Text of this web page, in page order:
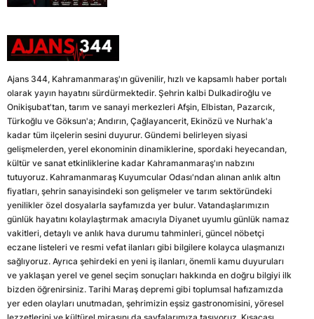
Ajans 344, Kahramanmaraş'ın güvenilir, hızlı ve kapsamlı haber portalı
olarak yayın hayatını sürdürmektedir. Şehrin kalbi Dulkadiroğlu ve
Onikişubat'tan, tarım ve sanayi merkezleri Afşin, Elbistan, Pazarcık,
Türkoğlu ve Göksun'a; Andırın, Çağlayancerit, Ekinözü ve Nurhak'a
kadar tüm ilçelerin sesini duyurur. Gündemi belirleyen siyasi
gelişmelerden, yerel ekonominin dinamiklerine, spordaki heyecandan,
kültür ve sanat etkinliklerine kadar Kahramanmaraş'ın nabzını
tutuyoruz. Kahramanmaraş Kuyumcular Odası'ndan alınan anlık altın
fiyatları, şehrin sanayisindeki son gelişmeler ve tarım sektöründeki
yenilikler özel dosyalarla sayfamızda yer bulur. Vatandaşlarımızın
günlük hayatını kolaylaştırmak amacıyla Diyanet uyumlu günlük namaz
vakitleri, detaylı ve anlık hava durumu tahminleri, güncel nöbetçi
eczane listeleri ve resmi vefat ilanları gibi bilgilere kolayca ulaşmanızı
sağlıyoruz. Ayrıca şehirdeki en yeni iş ilanları, önemli kamu duyuruları
ve yaklaşan yerel ve genel seçim sonuçları hakkında en doğru bilgiyi ilk
bizden öğrenirsiniz. Tarihi Maraş depremi gibi toplumsal hafızamızda
yer eden olayları unutmadan, şehrimizin eşsiz gastronomisini, yöresel